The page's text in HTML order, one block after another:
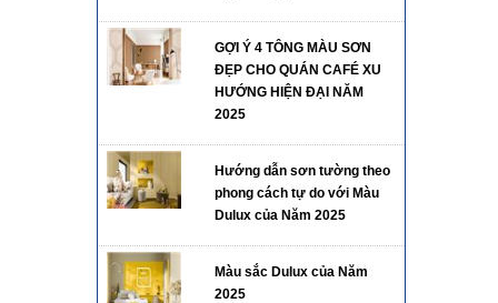
GỢI Ý 4 TÔNG MÀU SƠN
ĐẸP CHO QUÁN CAFÉ XU
HƯỚNG HIỆN ĐẠI NĂM
2025
Hướng dẫn sơn tường theo
phong cách tự do với Màu
Dulux của Năm 2025
Màu sắc Dulux của Năm
2025